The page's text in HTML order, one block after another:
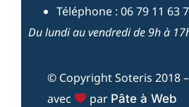
Téléphone : 06 79 11 63
Du lundi au vendredi de 9h à
© Copyright Soteris 2018
avec
par Pâte à Web